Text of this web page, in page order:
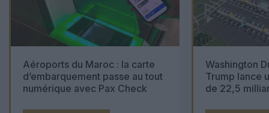
Aéroports du Maroc : la carte
d’embarquement passe au tout
numérique avec Pax Check
Washington
Trump lance
de 22,5